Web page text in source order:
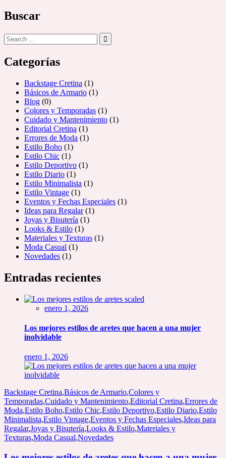
Buscar
Categorías
Backstage Cretina (1)
Básicos de Armario (1)
Blog (0)
Colores y Temporadas (1)
Cuidado y Mantenimiento (1)
Editorial Cretina (1)
Errores de Moda (1)
Estilo Boho (1)
Estilo Chic (1)
Estilo Deportivo (1)
Estilo Diario (1)
Estilo Minimalista (1)
Estilo Vintage (1)
Eventos y Fechas Especiales (1)
Ideas para Regalar(1)
Joyas y Bisutería (1)
Looks & Estilo (1)
Materiales y Texturas (1)
Moda Casual (1)
Novedades (1)
Entradas recientes
enero 1, 2026
Los mejores estilos de aretes que hacen a una mujer
inolvidable
enero 1, 2026
Backstage Cretina,Básicos de Armario,Colores y
Temporadas,Cuidado y Mantenimiento,Editorial Cretina,Errores de
Moda,Estilo Boho,Estilo Chic,Estilo Deportivo,Estilo Diario,Estilo
Minimalista,Estilo Vintage,Eventos y Fechas Especiales,Ideas para
Regalar,Joyas y Bisutería,Looks & Estilo,Materiales y
Texturas,Moda Casual,Novedades